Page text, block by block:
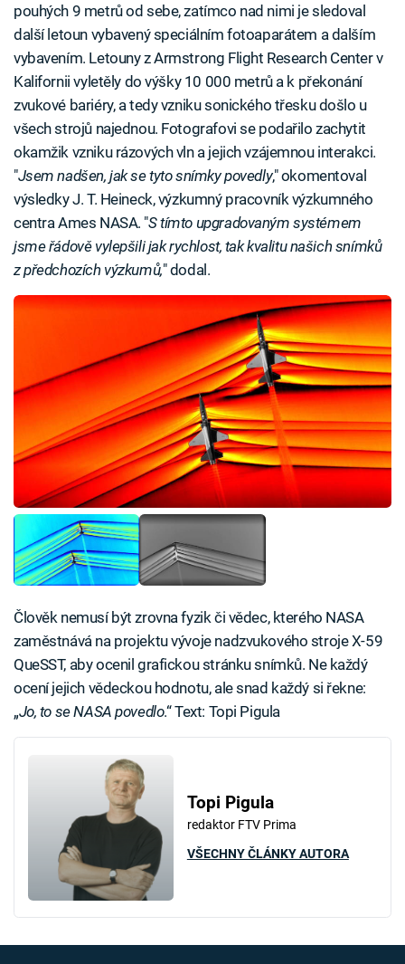
pouhých 9 metrů od sebe, zatímco nad nimi je sledoval
další letoun vybavený speciálním fotoaparátem a dalším
vybavením. Letouny z Armstrong Flight Research Center v
Kalifornii vyletěly do výšky 10 000 metrů a k překonání
zvukové bariéry, a tedy vzniku sonického třesku došlo u
všech strojů najednou. Fotografovi se podařilo zachytit
okamžik vzniku rázových vln a jejich vzájemnou interakci.
"Jsem nadšen, jak se tyto snímky povedly," okomentoval
výsledky J. T. Heineck, výzkumný pracovník výzkumného
centra Ames NASA. "S tímto upgradovaným systémem
jsme řádově vylepšili jak rychlost, tak kvalitu našich snímků
z předchozích výzkumů," dodal.
Člověk nemusí být zrovna fyzik či vědec, kterého NASA
zaměstnává na projektu vývoje nadzvukového stroje X-59
QueSST, aby ocenil grafickou stránku snímků. Ne každý
ocení jejich vědeckou hodnotu, ale snad každý si řekne:
„Jo, to se NASA povedlo.“ Text: Topi Pigula
Topi Pigula
redaktor FTV Prima
VŠECHNY ČLÁNKY AUTORA